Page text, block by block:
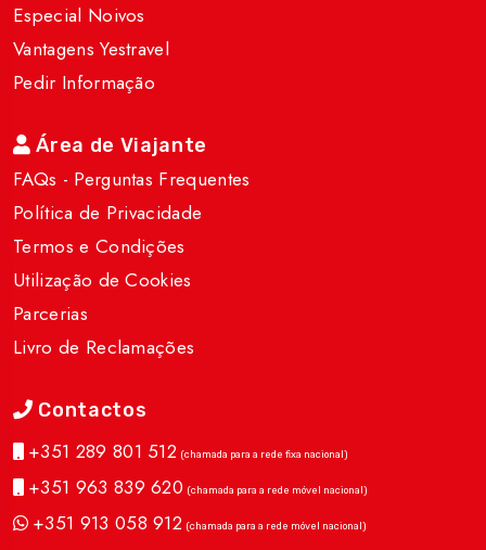
Especial Noivos
Vantagens Yestravel
Pedir Informação
Área de Viajante
FAQs - Perguntas Frequentes
Política de Privacidade
Termos e Condições
Utilização de Cookies
Parcerias
Livro de Reclamações
Contactos
+351 289 801 512 (chamada para a rede fixa nacional)
+351 963 839 620 (chamada para a rede móvel nacional)
+351 913 058 912 (chamada para a rede móvel nacional)